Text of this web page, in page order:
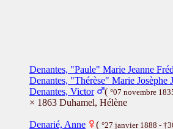
Denantes, "Paule" Marie Jeanne
Denantes, "Thérèse" Marie Josèphe
Denantes, Victor
( °07 novembre
× 1863 Duhamel, Hélène
Denarié, Anne ( °27 janvier 1888 -